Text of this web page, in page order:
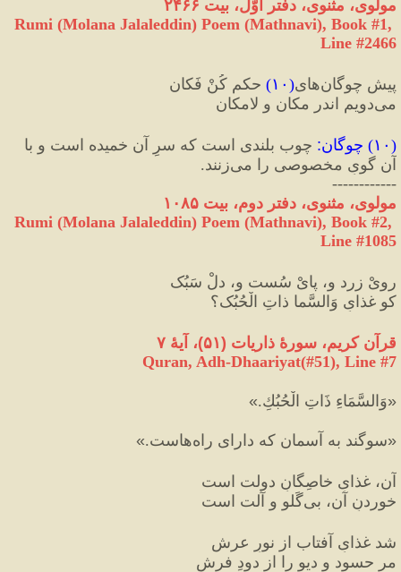
مولوی، مثنوی، دفتر اوّل، بیت ۲۴۶۶
Rumi (Molana Jalaleddin) Poem (Mathnavi), Book #1,
Line #2466
پیش چوگان‌های ( ۱۰) حکمِ کُنْ فَكان
می‌دویم اندر مکان و لامکان
( ۱۰) چوگان:
آن گویِ مخصوصی را می‌زنند.
------------
مولوی، مثنوی، دفتر دوم، بیت ۱۰۸۵
Rumi (Molana Jalaleddin) Poem (Mathnavi), Book #2,
Line #1085
رویْ زرد و، پایْ سُست و، دلْ سَبُک
کو غذایِ وَالسَّما ذاتِ الْحُبُک‏؟
قرآن کریم، سورهٔ ذاریات (۵۱)، آیهٔ ۷
Quran, Adh-Dhaariyat(#51), Line #7
«وَالسَّمَاءِ ذَاتِ الْحُبُكِ.»
«سوگند به آسمان كه دارای راه‌هاست. »
آن، غذایِ خاصِگانِ دولت است
خوردنِ آن، بی‌‏گَلو و آلت است‏
شد غذایِ آفتاب از نورِ عرش
مر حسود و دیو را از دودِ فرش